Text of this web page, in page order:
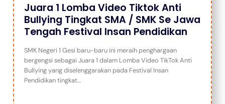
Juara 1 Lomba Video Tiktok Anti
Bullying Tingkat SMA / SMK Se Jawa
Tengah Festival Insan Pendidikan
SMK Negeri 1 Gesi baru-baru ini meraih penghargaan
bergengsi sebagai Juara 1 dalam Lomba Video TikTok Anti
Bullying yang diselenggarakan pada Festival Insan
Pendidikan tingkat…